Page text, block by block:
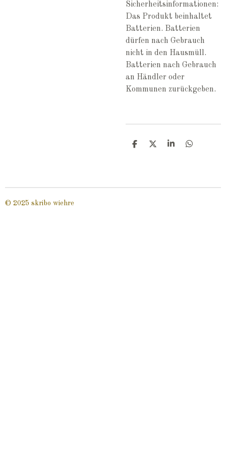
Sicherheitsinformationen:
Das Produkt beinhaltet
Batterien. Batterien
dürfen nach Gebrauch
nicht in den Hausmüll.
Batterien nach Gebrauch
an Händler oder
Kommunen zurückgeben.
T
n
T
n
T
n
T
n
© 2025 skribo wiehre